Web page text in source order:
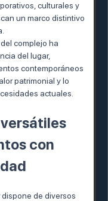
culturales y
un marco distintivo
complejo ha
del lugar,
contemporáneos
patrimonial y lo
actuales.
con
de diversos